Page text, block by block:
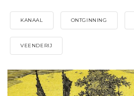
KANAAL ONTGINNING
VEENDERIJ